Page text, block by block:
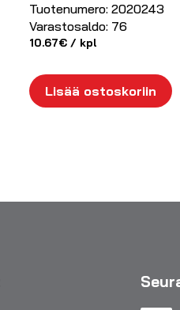
Tuotenumero: 2020243
Varastosaldo: 76
10.67€/ kpl
Lisää ostoskoriin